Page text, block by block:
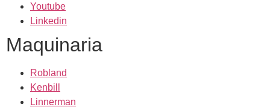
Youtube
Linkedin
Maquinaria
Robland
Kenbill
Linnerman